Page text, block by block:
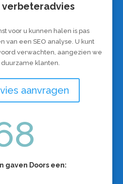
verbeteradvies
voor u kunnen halen is pas
van een SEO analyse. U kunt
verwachten, aangezien we
klanten.
aanvragen
gaven Doors een: